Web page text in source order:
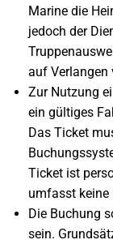
Marine die
jedoch der
auf Verlangen
Zur Nutzung
ein gültiges
Das Ticket
Ticket ist
umfasst keine
Die Buchung
sein.